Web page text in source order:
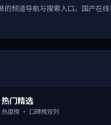
频道导航与搜索入口。国产在
热门精选
热度榜 · 口碑榜双列